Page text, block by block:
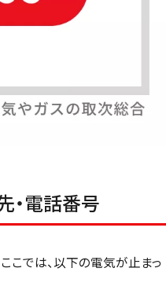
・電話番号
こでは、以下の電気が止まっ